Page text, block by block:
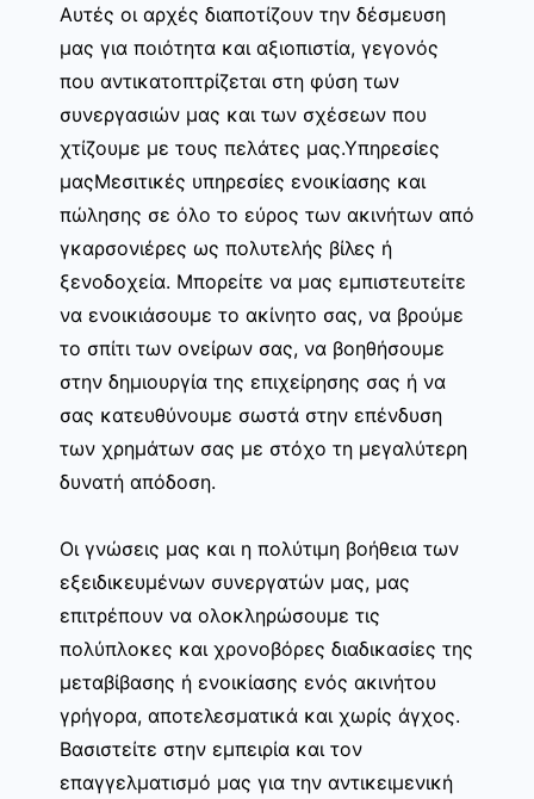
Αυτές οι αρχές διαποτίζουν την δέσμευση
μας για ποιότητα και αξιοπιστία, γεγονός
που αντικατοπτρίζεται στη φύση των
συνεργασιών μας και των σχέσεων που
χτίζουμε με τους πελάτες μας.Υπηρεσίες
μαςΜεσιτικές υπηρεσίες ενοικίασης και
πώλησης σε όλο το εύρος των ακινήτων από
γκαρσονιέρες ως πολυτελής βίλες ή
ξενοδοχεία. Μπορείτε να μας εμπιστευτείτε
να ενοικιάσουμε το ακίνητο σας, να βρούμε
το σπίτι των ονείρων σας, να βοηθήσουμε
στην δημιουργία της επιχείρησης σας ή να
σας κατευθύνουμε σωστά στην επένδυση
των χρημάτων σας με στόχο τη μεγαλύτερη
δυνατή απόδοση.
Οι γνώσεις μας και η πολύτιμη βοήθεια των
εξειδικευμένων συνεργατών μας, μας
επιτρέπουν να ολοκληρώσουμε τις
πολύπλοκες και χρονοβόρες διαδικασίες της
μεταβίβασης ή ενοικίασης ενός ακινήτου
γρήγορα, αποτελεσματικά και χωρίς άγχος.
Βασιστείτε στην εμπειρία και τον
επαγγελματισμό μας για την αντικειμενική